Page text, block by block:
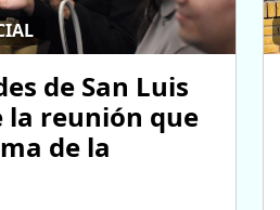
de San Luis
reunión que
de la